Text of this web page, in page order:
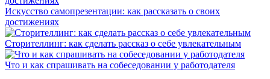
Искусство самопрезентации: как рассказать о своих
достижениях
Сторителлинг: как сделать рассказ о себе увлекательным
Что и как спрашивать на собеседовании у работодателя